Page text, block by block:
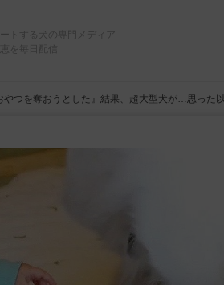
トする犬の専門メディア
を毎日配信
やつを奪おうとした』結果、超大型犬が…思った